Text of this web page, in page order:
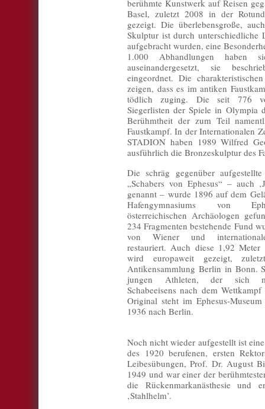
berühmte Kunstwerk auf Reisen
Basel, zuletzt 2008 in der
gezeigt. Die überlebensgroße,
Skulptur ist durch unterschiedliche
aufgebracht wurden, eine
1.000 Abhandlungen
auseinandergesetzt, sie
eingeordnet. Die
zeigen, dass es im antiken
tödlich zuging. Die seit 776
Siegerlisten der Spiele in Olympia
Berühmtheit der zum Teil
Faustkampf. In der Internationalen
STADION haben 1989 Wilfred
ausführlich die Bronzeskulptur des
Die schräg gegenüber
„Schabers von Ephesus“ – auch
genannt – wurde 1896 auf dem
Hafengymnasiums von
österreichischen Archäologen
234 Fragmenten bestehende Fund
von Wiener und
restauriert. Auch diese 1,92 Meter
wird europaweit gezeigt,
Antikensammlung Berlin in Bonn.
jungen Athleten, der sich
Schabeeisens nach dem
Original steht im Ephesus-
1936 nach Berlin.
Noch nicht wieder aufgestellt ist
des 1920 berufenen, ersten
Leibesübungen, Prof. Dr. August
1949 und war einer der
die Rückenmarkanästhesie
‚Stahlhelm’.